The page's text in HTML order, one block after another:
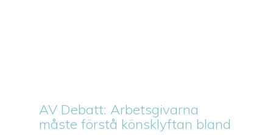
AV Debatt: Arbetsgivarna
måste förstå könsklyftan bland